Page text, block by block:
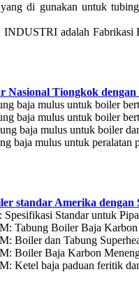
di gunakan untuk
adalah Fabrikasi
Nasional Tiongkok dengan
baja mulus untuk boiler
baja mulus untuk boiler
baja mulus untuk boiler
baja mulus
standar Amerika dengan
Standar untuk
Tabung Boiler Baja
Boiler dan Tabung
Boiler Baja Karbon
Ketel baja paduan feritik